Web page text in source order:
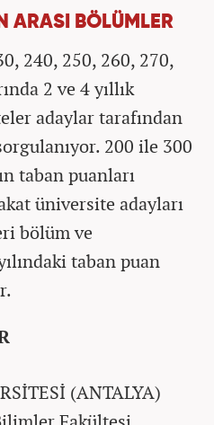
BÖLÜMLER
240, 250, 260, 270,
2 ve 4 yıllık
adaylar tarafından
200 ile 300
taban puanları
üniversite adayları
bölüm ve
taban puan
(ANTALYA)